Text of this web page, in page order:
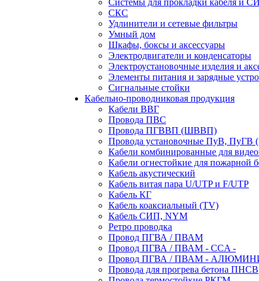
Системы для прокладки кабеля и
СКС
Удлинители и сетевые фильтры
Умный дом
Шкафы, боксы и аксессуары
Электродвигатели и конденсаторы
Электроустановочные изделия и
Элементы питания и зарядные
Сигнальные стойки
Кабельно-проводниковая продукция
Кабели ВВГ
Провода ПВС
Провода ПГВВП (ШВВП)
Провода установочные ПуВ,
Кабели комбинированные для
Кабели огнестойкие для пожарной
Кабель акустический
Кабель витая пара U/UTP и F/UTP
Кабель КГ
Кабель коаксиальный (TV)
Кабель СИП, NYM
Ретро проводка
Провод ПГВА / ПВАМ
Провод ПГВА / ПВАМ - CCA -
Провод ПГВА / ПВАМ -
Провода для прогрева бетона ПНСВ